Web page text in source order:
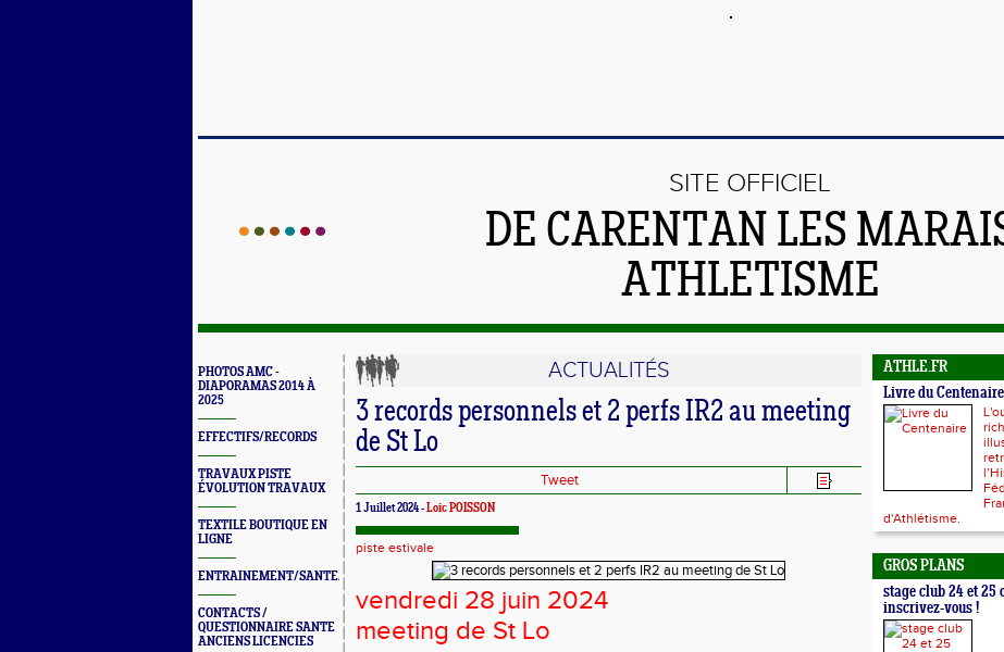
SITE OFFICIEL
DE CARENTAN LES
ATHLETISME
PHOTOS AMC -
DIAPORAMAS 2014 À
2025
EFFECTIFS/RECORDS
TRAVAUX PISTE
ÉVOLUTION TRAVAUX
TEXTILE BOUTIQUE EN
LIGNE
ENTRAINEMENT/SANTE/JURYS/FORMATIONS
CONTACTS /
QUESTIONNAIRE SANTE
ANCIENS LICENCIES
ACTUALITÉS
3 records personnels et 2 perfs IR2 au meeting
de St Lo
Tweet
1 Juillet 2024 -Loic POISSON
piste estivale
vendredi 28 juin 2024
meeting de St Lo
ATHLE.FR
Livre du Centenaire
d'Athlétisme.
GROS PLANS
stage club 24 et 25
inscrivez-vous !